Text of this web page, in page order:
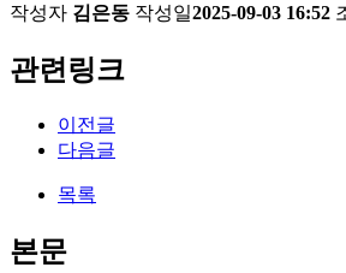
작성자 김은동 작성일2025-09-03 16:52
관련링크
이전글
다음글
목록
본문